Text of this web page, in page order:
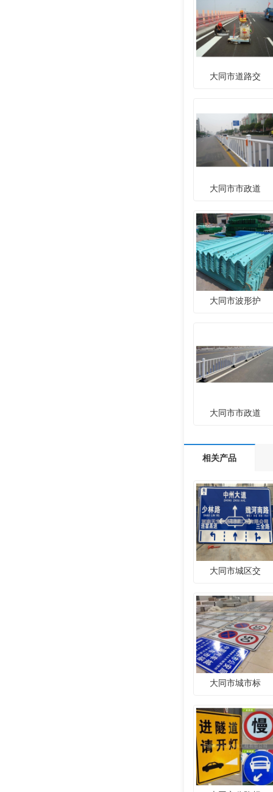
大同市道路交
大同市市政道
大同市波形护
大同市市政道
相关产品
大同市城区交
大同市城市标